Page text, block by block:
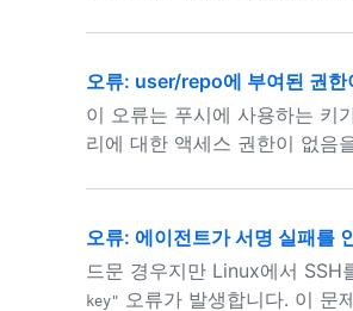
오류: user/repo에 부여된 권
이 오류는 푸시에 사용하는 키
리에 대한 액세스 권한이 없음
오류: 에이전트가 서명 실패를
드문 경우지만 Linux에서
key" 오류가 발생합니다. 이 문